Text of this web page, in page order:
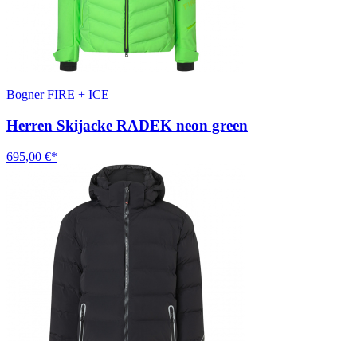
Bogner FIRE + ICE
Herren Skijacke RADEK neon green
695,00 €*